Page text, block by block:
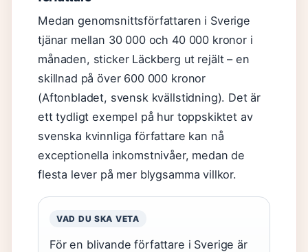
Medan genomsnittsförfattaren i Sverige
tjänar mellan 30 000 och 40 000 kronor i
månaden, sticker Läckberg ut rejält – en
skillnad på över 600 000 kronor
(Aftonbladet, svensk kvällstidning). Det är
ett tydligt exempel på hur toppskiktet av
svenska kvinnliga författare kan nå
exceptionella inkomstnivåer, medan de
flesta lever på mer blygsamma villkor.
VAD DU SKA VETA
För en blivande författare i Sverige är